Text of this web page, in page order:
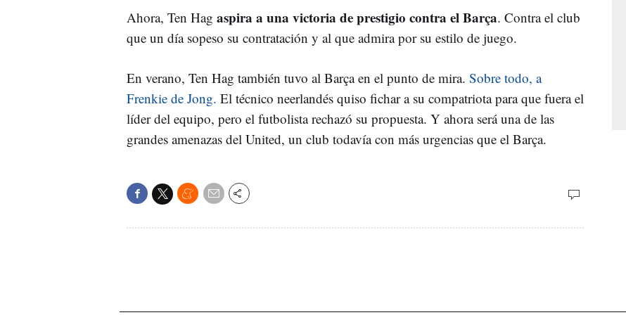
Ahora, Ten Hag aspira a una victoria de prestigio contra el Barça. Contra el club
que un día sopeso su contratación y al que admira por su estilo de juego.
En verano, Ten Hag también tuvo al Barça en el punto de mira. Sobre todo, a
Frenkie de Jong. El técnico neerlandés quiso fichar a su compatriota para que fuera el
líder del equipo, pero el futbolista rechazó su propuesta. Y ahora será una de las
grandes amenazas del United, un club todavía con más urgencias que el Barça.